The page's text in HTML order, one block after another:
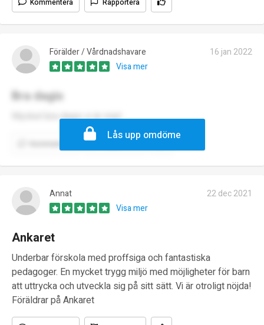
Kommentera Rapportera
Förälder / Vårdnadshavare
16 jan 2022
Visa mer
Bra dagis
Mycket bra dagis vi är nöjd
Lås upp omdöme
Annat
22 dec 2021
Visa mer
Ankaret
Underbar förskola med proffsiga och fantastiska
pedagoger. En mycket trygg miljö med möjligheter för barn
att uttrycka och utveckla sig på sitt sätt. Vi är otroligt nöjda!
Föräldrar på Ankaret